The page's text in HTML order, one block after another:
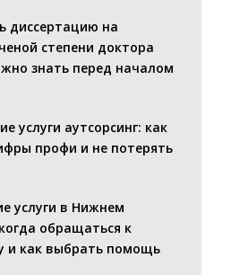
диссертацию на
степени доктора
знать перед началом
услуги аутсорсинг: как
профи и не потерять
услуги в Нижнем
обращаться к
и как выбрать помощь